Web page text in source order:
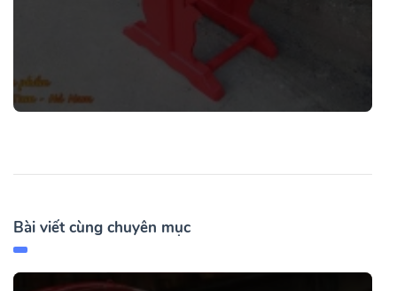
Bài viết cùng chuyên mục